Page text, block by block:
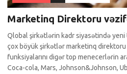
Marketinq Direktoru
Qlobal şirkətlərin kadr siyasətində yeni
çox böyük şirkətlər marketinq
funksiyalarını digər top menecerlərin
Coca-cola, Mars, Johnson&Johnson,
PR 0 Comments